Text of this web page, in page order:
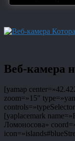
Веб-камера
[yamap
zoom=»15″
[yaplacemark
Ломоносова»